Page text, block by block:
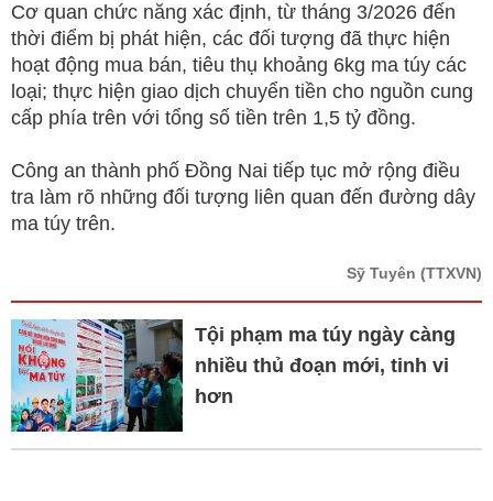
Cơ quan chức năng xác định, từ tháng 3/2026 đến
thời điểm bị phát hiện, các đối tượng đã thực hiện
hoạt động mua bán, tiêu thụ khoảng 6kg ma túy các
loại; thực hiện giao dịch chuyển tiền cho nguồn cung
cấp phía trên với tổng số tiền trên 1,5 tỷ đồng.
Công an thành phố Đồng Nai tiếp tục mở rộng điều
tra làm rõ những đối tượng liên quan đến đường dây
ma túy trên.
Sỹ Tuyên (TTXVN)
Tội phạm ma túy ngày càng
nhiều thủ đoạn mới, tinh vi
hơn